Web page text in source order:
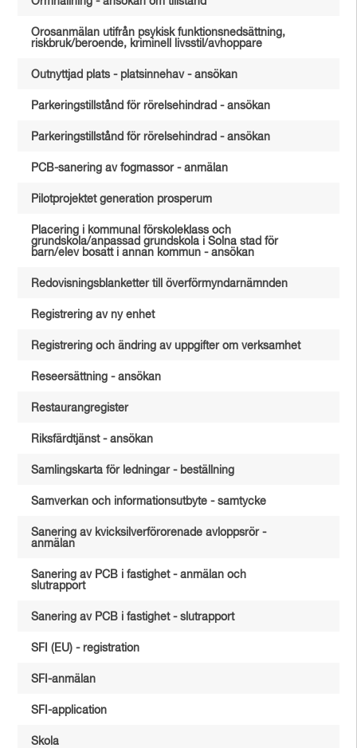
Orosanmälan utifrån psykisk funktionsnedsättning,
riskbruk/beroende, kriminell livsstil/avhoppare
Outnyttjad plats - platsinnehav - ansökan
Parkeringstillstånd för rörelsehindrad - ansökan
Parkeringstillstånd för rörelsehindrad - ansökan
PCB-sanering av fogmassor - anmälan
Pilotprojektet generation prosperum
Placering i kommunal förskoleklass och
grundskola/anpassad grundskola i Solna stad för
barn/elev bosatt i annan kommun - ansökan
Redovisningsblanketter till överförmyndarnämnden
Registrering av ny enhet
Registrering och ändring av uppgifter om verksamhet
Reseersättning - ansökan
Restaurangregister
Riksfärdtjänst - ansökan
Samlingskarta för ledningar - beställning
Samverkan och informationsutbyte - samtycke
Sanering av kvicksilverförorenade avloppsrör -
anmälan
Sanering av PCB i fastighet - anmälan och
slutrapport
Sanering av PCB i fastighet - slutrapport
SFI (EU) - registration
SFI-anmälan
SFI-application
Skola